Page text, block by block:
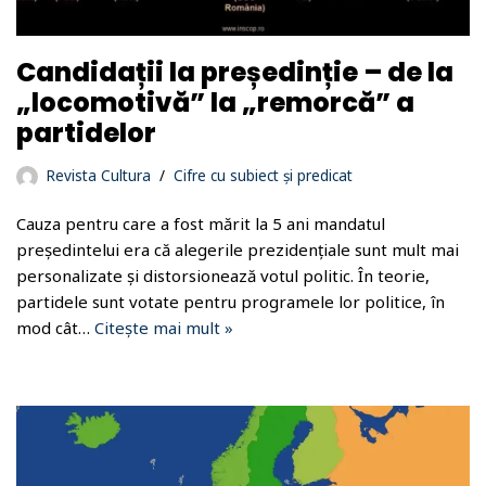
Candidații la președinție – de la
„locomotivă” la „remorcă” a
partidelor
Revista Cultura Cifre cu subiect și predicat
Cauza pentru care a fost mărit la 5 ani mandatul
președintelui era că alegerile prezidențiale sunt mult mai
personalizate și distorsionează votul politic. În teorie,
partidele sunt votate pentru programele lor politice, în
mod cât… Citește mai mult »